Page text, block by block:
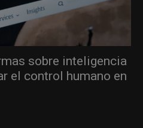
sobre inteligencia
el control humano en